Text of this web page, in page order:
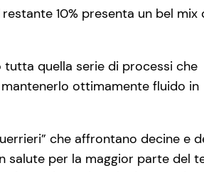
10% presenta un bel mix
tutta quella serie di processi che
ottimamente fluido in
che affrontano decine e
salute per la maggior parte del